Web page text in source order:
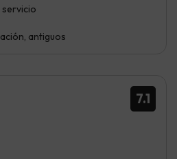
servicio
antiguos
7.1